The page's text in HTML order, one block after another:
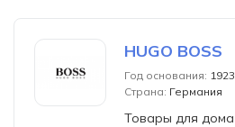
HUGO BOSS
Год основания: 1923
Страна: Германия
Товары для дома